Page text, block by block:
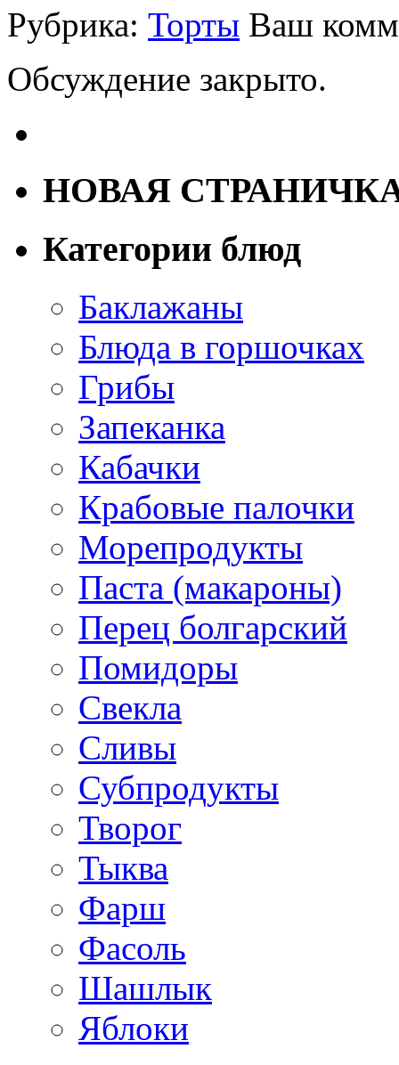
Рубрика: Торты Ваш
Обсуждение закрыто.
НОВАЯ
Категории блюд
Баклажаны
Блюда в горшочках
Грибы
Запеканка
Кабачки
Крабовые палочки
Морепродукты
Паста (макароны)
Перец болгарский
Помидоры
Свекла
Сливы
Субпродукты
Творог
Тыква
Фарш
Фасоль
Шашлык
Яблоки